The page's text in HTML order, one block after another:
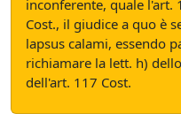
inconferente, quale l'art.
Cost., il giudice a quo è
lapsus calami, essendo
richiamare la lett. h)
dell'art. 117 Cost.